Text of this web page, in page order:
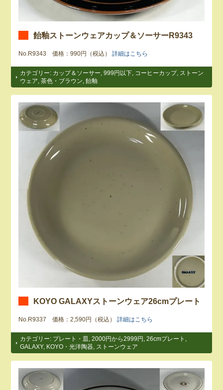
飴釉ストーンウェアカップ＆ソーサーR9343
No.R9343 価格：990円（税込）詳細はこちら
カテゴリー: カップ＆ソーサー ,999円以下 コーヒーカップ, ストーン
ウェア ,茶色・ブラウン ,飴釉
KOYO GALAXYストーンウェア26cmプレート
No.R9337 価格：2,590円（税込）詳細はこちら
カテゴリー: プレート・皿 ,2000円から2999円 ,26cmプレート
GALAXY, KOYO・光洋陶器 ストーンウェア